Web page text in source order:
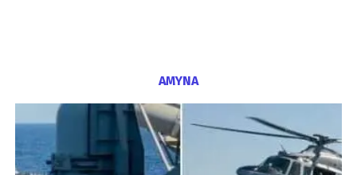
ΑΜΥΝΑ